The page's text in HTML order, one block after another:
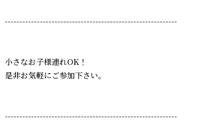
-----------------------------------------------------------
小さなお子様連れOK！
是非お気軽にご参加下さい。
-----------------------------------------------------------